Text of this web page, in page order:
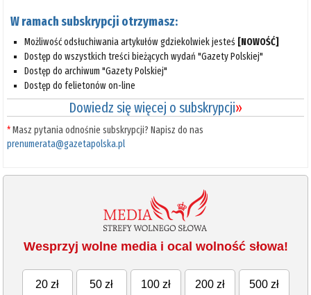
W ramach subskrypcji otrzymasz:
Możliwość odsłuchiwania artykułów gdziekolwiek jesteś [NOWOŚĆ]
Dostęp do wszystkich treści bieżących wydań "Gazety Polskiej"
Dostęp do archiwum "Gazety Polskiej"
Dostęp do felietonów on-line
Dowiedz się więcej o subskrypcji»
*Masz pytania odnośnie subskrypcji? Napisz do nas
prenumerata@gazetapolska.pl
Wesprzyj wolne media i ocal wolność słowa!
20 zł 50 zł 100 zł 200 zł 500 zł